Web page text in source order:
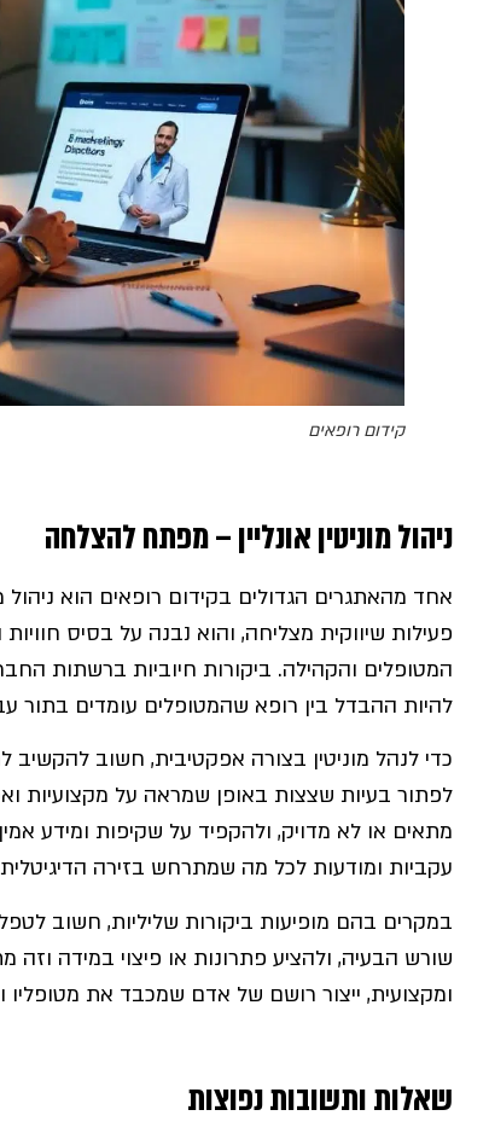
קידום רופאים
ניהול מוניטין אונליין – מפתח להצלחה
אחד מהאתגרים הגדולים בקידום רופאים הוא ניהול
פעילות שיווקית מצליחה, והוא נבנה על בסיס
המטופלים והקהילה. ביקורות חיוביות ברשתות
להיות ההבדל בין רופא שהמטופלים עומדים בתור
כדי לנהל מוניטין בצורה אפקטיבית, חשוב להקשיב
לפתור בעיות שצצות באופן שמראה על מקצועיות
מתאים או לא מדויק, ולהקפיד על שקיפות ומידע
עקביות ומודעות לכל מה שמתרחש בזירה
במקרים בהם מופיעות ביקורות שליליות, חשוב
שורש הבעיה, ולהציע פתרונות או פיצוי במידה וזה
ומקצועית, ייצור רושם של אדם שמכבד את מטופליו
שאלות ותשובות נפוצות